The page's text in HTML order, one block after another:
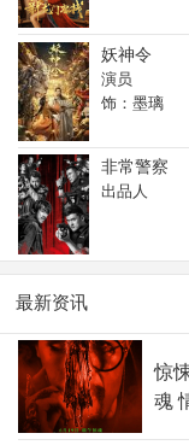
妖神令
演员
饰：墨璃
非常警察
出品人
最新资讯
惊
魂